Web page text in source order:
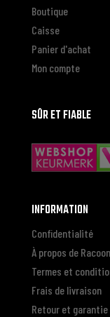
Boutique
Caisse
Panier d'achat
Mon compte
SÛR ET FIABLE
INFORMATION
Confidentialité
À propos de
Termes et
Frais de livraison
Retour et garantie